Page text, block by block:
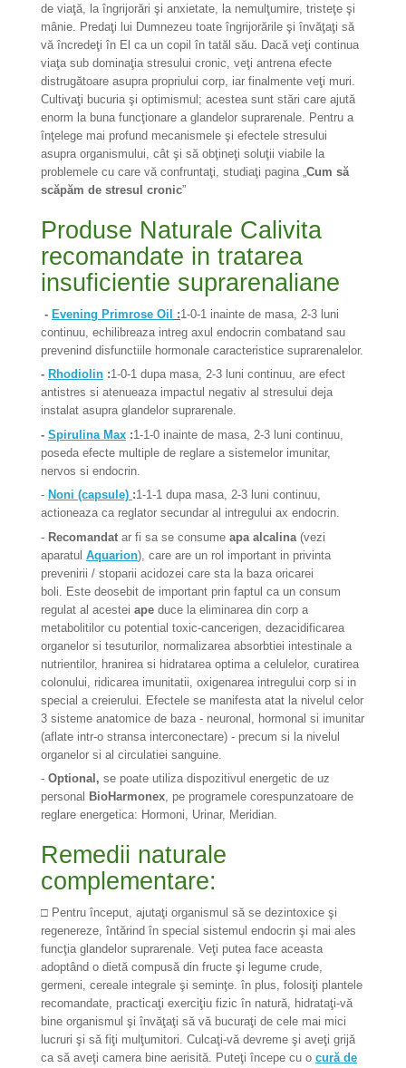
de viaţă, la îngrijorări şi anxietate, la nemulţumire, tristeţe şi
mânie. Predaţi lui Dumnezeu toate îngrijorările şi învăţaţi să
vă încredeţi în El ca un copil în tatăl său. Dacă veţi continua
viaţa sub dominaţia stresului cronic, veţi antrena efecte
distrugătoare asupra propriului corp, iar finalmente veţi muri.
Cultivaţi bucuria şi optimismul; acestea sunt stări care ajută
enorm la buna funcţionare a glandelor suprarenale. Pentru a
înţelege mai profund mecanismele şi efectele stresului
asupra organismului, cât şi să obţineţi soluţii viabile la
problemele cu care vă confruntaţi, studiaţi pagina „ Cum să
scăpăm de stresul cronic”
Produse Naturale Calivita
recomandate in tratarea
insuficientie suprarenaliane
- Evening Primrose Oil :1-0-1 inainte de masa, 2-3 luni
continuu, echilibreaza intreg axul endocrin combatand sau
prevenind disfunctiile hormonale caracteristice suprarenalelor.
- Rhodiolin :1-0-1 dupa masa, 2-3 luni continuu, are efect
antistres si atenueaza impactul negativ al stresului deja
instalat asupra glandelor suprarenale.
- Spirulina Max :1-1-0 inainte de masa, 2-3 luni continuu,
poseda efecte multiple de reglare a sistemelor imunitar,
nervos si endocrin.
- Noni (capsule) :1-1-1 dupa masa, 2-3 luni continuu,
actioneaza ca reglator secundar al intregului ax endocrin.
- Recomandat ar fi sa se consume apa alcalina (vezi
aparatul Aquarion), care are un rol important in privinta
prevenirii / stoparii acidozei care sta la baza oricarei
boli. Este deosebit de important prin faptul ca un consum
regulat al acestei ape duce la eliminarea din corp a
metabolitilor cu potential toxic-cancerigen, dezacidificarea
organelor si tesuturilor, normalizarea absorbtiei intestinale a
nutrientilor, hranirea si hidratarea optima a celulelor, curatirea
colonului, ridicarea imunitatii, oxigenarea intregului corp si in
special a creierului. Efectele se manifesta atat la nivelul celor
3 sisteme anatomice de baza - neuronal, hormonal si imunitar
(aflate intr-o stransa interconectare) - precum si la nivelul
organelor si al circulatiei sanguine.
- Optional, se poate utiliza dispozitivul energetic de uz
personal BioHarmonex, pe programele corespunzatoare de
reglare energetica: Hormoni, Urinar, Meridian.
Remedii naturale
complementare:
□ Pentru început, ajutaţi organismul să se dezintoxice şi
regenereze, întărind în special sistemul endocrin şi mai ales
funcţia glandelor suprarenale. Veţi putea face aceasta
adoptând o dietă compusă din fructe şi legume crude,
germeni, cereale integrale şi seminţe. în plus, folosiţi plantele
recomandate, practicaţi exerciţiu fizic în natură, hidrataţi-vă
bine organismul şi învăţaţi să vă bucuraţi de cele mai mici
lucruri şi să fiţi mulţumitori. Culcaţi-vă devreme şi aveţi grijă
ca să aveţi camera bine aerisită. Puteţi începe cu o cură de